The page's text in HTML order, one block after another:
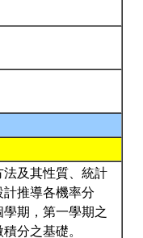
及其性質、統計
推導各機率分
期，第一學期之
分之基礎。